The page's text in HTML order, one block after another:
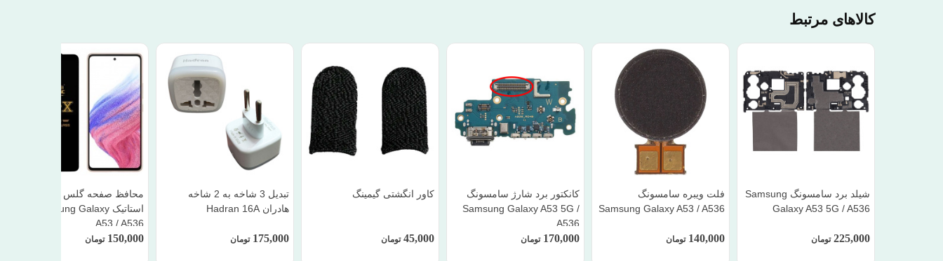
کالاهای مرتبط
شیلد برد سامسونگ Samsung
Galaxy A53 5G / A536
225,000 تومان
فلت ویبره سامسونگ
Samsung Galaxy A53 / A536
140,000 تومان
کانکتور برد شارژ سامسونگ
Samsung Galaxy A53 5G /
A536
170,000 تومان
کاور انگشتی گیمینگ
45,000 تومان
تبدیل 3 شاخه به 2 شاخه
هادران Hadran 16A
175,000 تومان
محافظ صفحه گلس آنتی
استاتیک Samsung Galaxy
A53 / A536
150,000 تومان